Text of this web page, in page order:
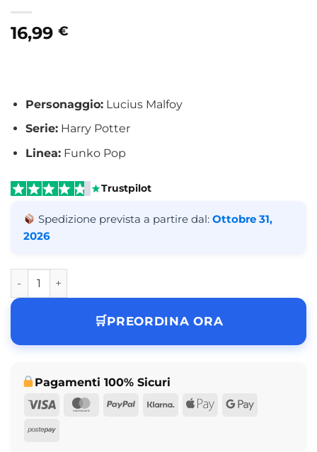
16,99 €
Personaggio:Lucius Malfoy
Serie:Harry Potter
Linea:Funko Pop
Trustpilot
Spedizione prevista a partire dal:Ottobre 31,
2026
Funko Pop Lucius Malfoy Harry Potter N° 208 quantità
PREORDINA ORA
Pagamenti 100% Sicuri
Visa
MasterCard
PayPalKlarna Apple Google
Postepay